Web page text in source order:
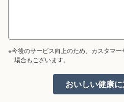
※今後のサービス向上のため、カスタマ
場合もございます。